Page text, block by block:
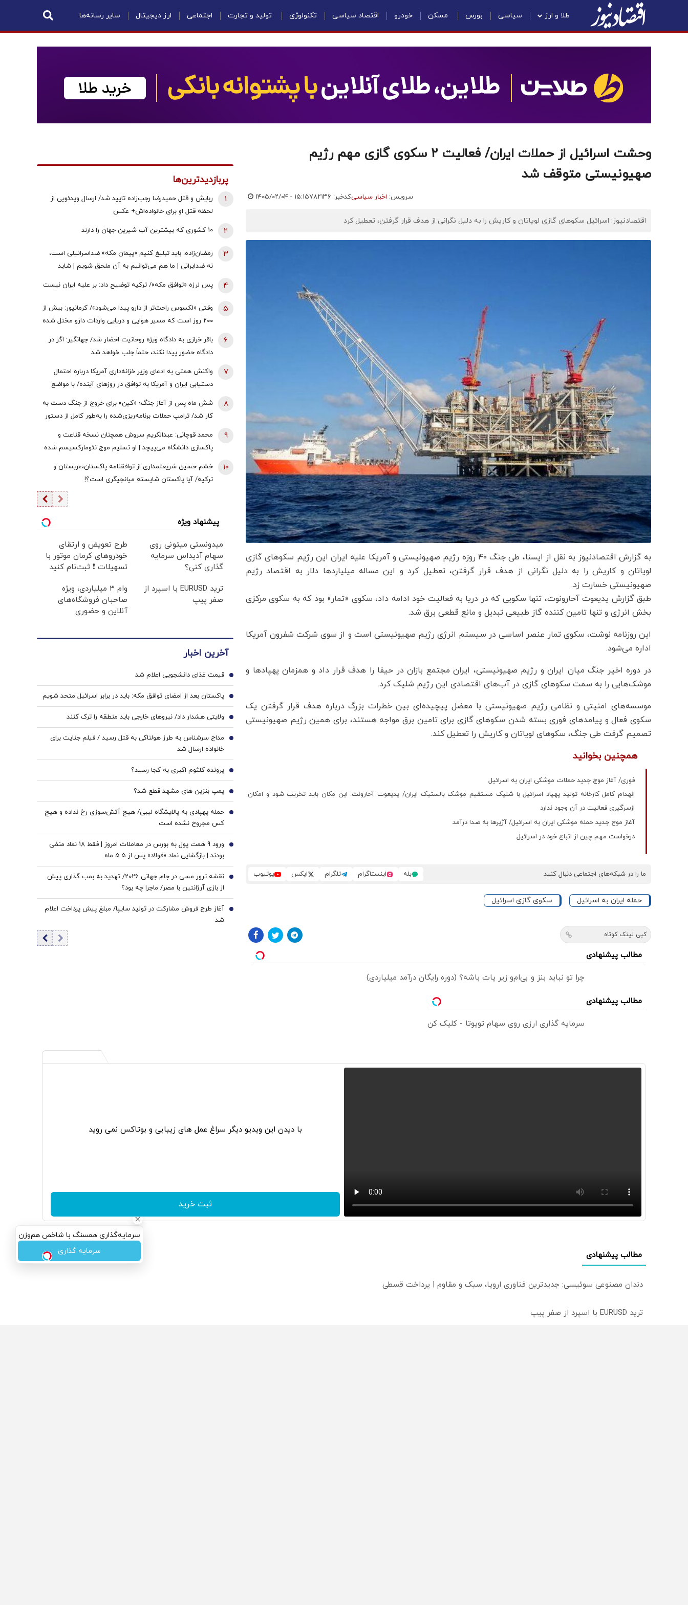
طلا و ارز سیاسی بورس مسکن خودرو اقتصاد سیاسی تکنولوژی تولید و تجارت اجتماعی ارز دیجیتال سایر رسانه‌ها
وحشت اسرائیل از حملات ایران/ فعالیت ۲ سکوی گازی مهم رژیم
صهیونیستی متوقف شد
سرویس: اخبار سیاسیکدخبر: ۷۸۲۱۳۶ ۱۴۰۵/۰۲/۰۴ - ۱۵:۱۵
اقتصادنیوز: اسرائیل سکوهای گازی لویاتان و کاریش را به دلیل نگرانی از هدف قرار گرفتن، تعطیل کرد
به گزارش اقتصادنیوز به نقل از ایسنا، طی جنگ ۴۰ روزه رژیم صهیونیستی و آمریکا علیه ایران این رژیم سکوهای گازی
لویاتان و کاریش را به دلیل نگرانی از هدف قرار گرفتن، تعطیل کرد و این مساله میلیاردها دلار به اقتصاد رژیم
صهیونیستی خسارت زد.
طبق گزارش یدیعوت آحارونوت، تنها سکویی که در دریا به فعالیت خود ادامه داد، سکوی «تمار» بود که به سکوی مرکزی
بخش انرژی و تنها تامین کننده گاز طبیعی تبدیل و مانع قطعی برق شد.
این روزنامه نوشت، سکوی تمار عنصر اساسی در سیستم انرژی رژیم صهیونیستی است و از سوی شرکت شفرون آمریکا
اداره می‌شود.
در دوره اخیر جنگ میان ایران و رژیم صهیونیستی، ایران مجتمع بازان در حیفا را هدف قرار داد و همزمان پهپادها و
موشک‌هایی را به سمت سکوهای گازی در آب‌های اقتصادی این رژیم شلیک کرد.
موسسه‌های امنیتی و نظامی رژیم صهیونیستی با معضل پیچیده‌ای بین خطرات بزرگ درباره هدف قرار گرفتن یک
سکوی فعال و پیامدهای فوری بسته شدن سکوهای گازی برای تامین برق مواجه هستند، برای همین رژیم صهیونیستی
تصمیم گرفت طی جنگ، سکوهای لویاتان و کاریش را تعطیل کند.
همچنین بخوانید
فوری/ آغاز موج جدید حملات موشکی ایران به اسرائیل
انهدام کامل کارخانه تولید پهپاد اسرائیل با شلیک مستقیم موشک بالستیک ایران/ یدیعوت آحارونت: این مکان باید تخریب شود و امکان
ازسرگیری فعالیت در آن وجود ندارد
آغاز موج جدید حمله موشکی ایران به اسرائیل/ آژیرها به صدا درآمد
درخواست مهم چین از اتباع خود در اسرائیل
ما را در شبکه‌های اجتماعی دنبال کنید بله اینستاگرام تلگرام ایکس یوتیوب
حمله ایران به اسرائیل سکوی گازی اسرائیل
کپی لینک کوتاه
مطالب پیشنهادی
چرا تو نباید بنز و بی‌ام‌و زیر پات باشه؟ (دوره رایگان درآمد میلیاردی)
مطالب پیشنهادی
سرمایه گذاری ارزی روی سهام تویوتا - کلیک کن
سرمایه‌گذاری همسنگ با شاخص هم‌وزن
سرمایه گذاری
پربازدیدترین‌ها
ربایش و قتل حمیدرضا رجب‌زاده تایید شد/ ارسال ویدئویی از
لحظه قتل او برای خانواده‌اش+ عکس
1
10 کشوری که بیشترین آب شیرین جهان را دارند 2
رمضان‌زاده: باید تبلیغ کنیم «پیمان مکه» ضداسرائیلی است،
نه ضدایرانی | ما هم می‌توانیم به آن ملحق شویم | شاید
3
پس لرزه «توافق مکه»/ ترکیه توضیح داد: بر علیه ایران نیست 4
وقتی «لکسوس راحت‌تر از دارو پیدا می‌شود»/ کرمانپور: بیش از
۲۰۰ روز است که مسیر هوایی و دریایی واردات دارو مختل شده
است / نخستین قربانی هر جنگ، سلامت مردم است
5
باقر خرازی به دادگاه ویژه روحانیت احضار شد/ جهانگیر: اگر در
دادگاه حضور پیدا نکند، حتماً جلب خواهد شد
6
واکنش همتی به ادعای وزیر خزانه‌داری آمریکا درباره احتمال
دستیابی ایران و آمریکا به توافق در روز‌های آینده/ با مواضع
قبلی وی درخصوص اقتصاد ایران در تعارض است
7
شش ماه پس از آغاز جنگ؛ «کین» برای خروج از جنگ دست به
کار شد/ ترامپ حملات برنامه‌ریزی‌شده را به‌طور کامل از دستور
خواستار آن نیست
8
محمد قوچانی: عبدالکریم سروش همچنان نسخه قناعت و
پاکسازی دانشگاه می‌پیچد | او تسلیم موج نئومارکسیسم شده
رقابتی را با برچسب کاپیتالیسم توضیح می‌دهد
9
خشم حسین شریعتمداری از توافقنامه پاکستان،عربستان و
ترکیه/ آیا پاکستان شایسته میانجیگری است؟!
10
پیشنهاد ویژه
میدونستی میتونی روی
سهام آدیداس سرمایه
گذاری کنی؟
طرح تعویض و ارتقای
خودروهای کرمان موتور با
تسهیلات ❗ ثبت‌نام کنید
ترید EURUSD با اسپرد از
صفر پیپ
وام ۳ میلیاردی، ویژه
صاحبان فروشگاه‌های
آنلاین و حضوری
آخرین اخبار
قیمت غذای دانشجویی اعلام شد 1
پاکستان بعد از امضای توافق مکه: باید در برابر اسرائیل متحد شویم 2
ولایتی هشدار داد/ نیروهای خارجی باید منطقه را ترک کنند 3
مداح سرشناس به طرز هولناکی به قتل رسید / فیلم جنایت برای
خانواده ارسال شد
4
پرونده کلثوم اکبری به کجا رسید؟ 5
پمپ بنزین های مشهد قطع شد؟ 6
حمله پهپادی به پالایشگاه لیبی/ هیچ آتش‌سوزی رخ نداده و هیچ
کس مجروح نشده است
7
ورود 9 همت پول به بورس در معاملات امروز | فقط 18 نماد منفی
بودند | بازگشایی نماد «فولاد» پس از 5.5 ماه
8
نقشه ترور مسی در جام جهانی 2026/ تهدید به بمب گذاری پیش
از بازی آرژانتین با مصر/ ماجرا چه بود؟
9
آغاز طرح فروش مشارکت در تولید سایپا/ مبلغ پیش پرداخت اعلام
شد
10
با دیدن این ویدیو دیگر سراغ عمل های زیبایی و بوتاکس نمی روید
ثبت خرید
مطالب پیشنهادی
دندان مصنوعی سوئیسی: جدیدترین فناوری اروپا، سبک و مقاوم | پرداخت قسطی
ترید EURUSD با اسپرد از صفر پیپ